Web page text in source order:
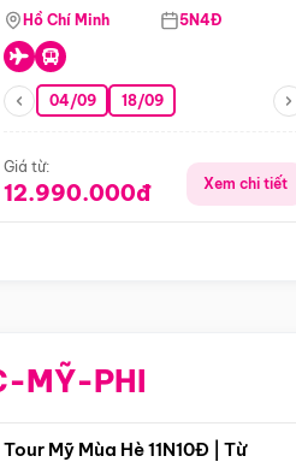
(Bay Vj)
Hồ Chí Minh 5N4Đ
04/09 18/09
Giá từ:
12.990.000đ Xem chi tiết
MỸ-PHI
Tour Mỹ Mùa Hè 11N10Đ | Từ